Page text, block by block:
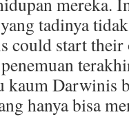
tadinya
could start their
Darwinis
hanya bisa